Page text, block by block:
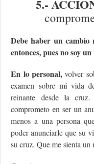
5.-
Debe haber un
entonces, pues no soy
En lo personal,volver
examen sobre mi vida
reinante desde la
comprometo en ser un
menos a una persona
poder anunciarle que su
su cruz. Que me sienta un